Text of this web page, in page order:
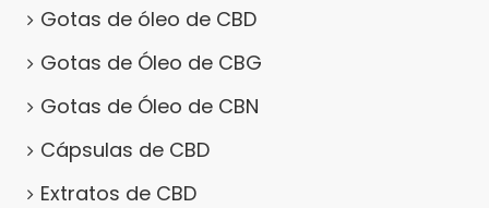
Gotas de óleo de CBD
Gotas de Óleo de CBG
Gotas de Óleo de CBN
Cápsulas de CBD
Extratos de CBD